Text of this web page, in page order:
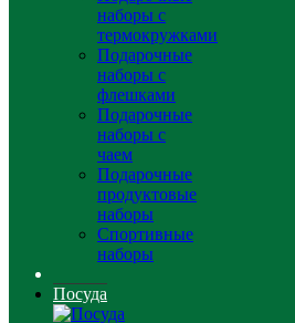
наборы с
термокружками
Подарочные
наборы с
флешками
Подарочные
наборы с
чаем
Подарочные
продуктовые
наборы
Спортивные
наборы
Посуда